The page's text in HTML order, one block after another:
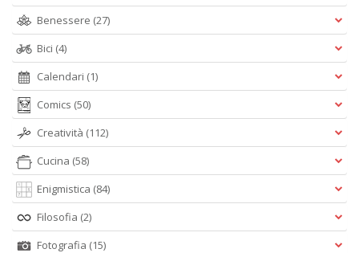
Benessere (27)
Bici (4)
Calendari (1)
Comics (50)
Creatività (112)
Cucina (58)
Enigmistica (84)
Filosofia (2)
Fotografia (15)